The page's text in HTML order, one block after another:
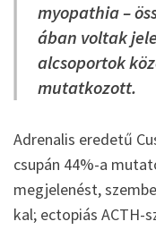
myopathia –
ában voltak
alcsoportok
mutatkozott.
Adrenalis eredetű
csupán 44%-a
megjelenést,
kal; ectopiás ACTH-